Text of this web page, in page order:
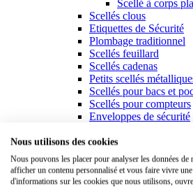
Scellé à corps
Scellés clous
Etiquettes de Sécurité
Plombage traditionnel
Scellés feuillard
Scellés cadenas
Petits scellés
Scellés pour bacs et
Scellés pour compteurs
Enveloppes de sécurité
Attaches & colliers de
Colliers standards
Colliers à usage
Colliers à platine
Nous utilisons des cookies
Nous pouvons les placer pour analyser les données
afficher un contenu personnalisé et vous faire vivre
d'informations sur les cookies que nous utilisons,